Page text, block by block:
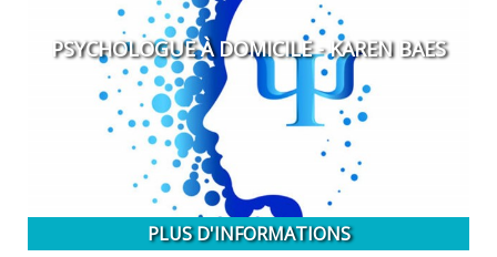
PSYCHOLOGUE À DOMICILE - KAREN BAES
PLUS D'INFORMATIONS